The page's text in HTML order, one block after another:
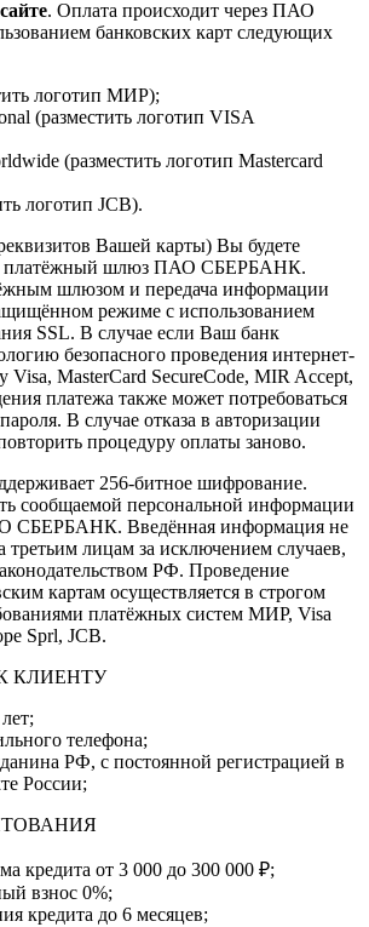
. Оплата происходит через ПАО
банковских карт следующих
логотип МИР);
(разместить логотип VISA
(разместить логотип Mastercard
логотип JCB).
Вашей карты) Вы будете
платёжный шлюз ПАО СБЕРБАНК.
шлюзом и передача информации
режиме с использованием
SSL. В случае если Ваш банк
безопасного проведения интернет-
Visa, MasterCard SecureCode, MIR Accept,
платежа также может потребоваться
В случае отказа в авторизации
процедуру оплаты заново.
256-битное шифрование.
сообщаемой персональной информации
СБЕРБАНК. Введённая информация не
третьим лицам за исключением случаев,
РФ. Проведение
картам осуществляется в строгом
платёжных систем МИР, Visa
Sprl, JCB.
КЛИЕНТУ
телефона;
РФ, с постоянной регистрацией в
России;
кредита от 3 000 до 300 000 ₽;
взнос 0%;
кредита до 6 месяцев;